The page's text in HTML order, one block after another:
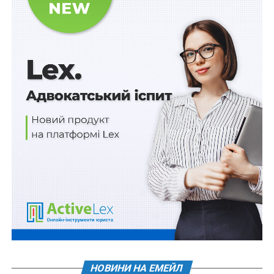
залишається в силі.
У касаційній скарзі позивач твердив, що суд
апеляційної інстанції не врахував, що позивачдо
моменту звільнення подав відповідачу заяву, якою
відкликав свою заяву на звільнення за угодою
сторін, а той звільнив його незаконно.
Верховний Суд вказав, що законодавством не
встановлено порядку чи строків припинення
трудового договору за угодою сторін, у зв’язку з чим
вони визначаються працівником і власником або
уповноваженим ним органом у кожному
конкретному випадку.
Розглядаючи позовні вимоги щодо оскарження
наказу про припинення трудового договору за п. 1 ч. 1
з’ясувати: чи дійсно існувала домовленість сторін про
НОВИНИ НА ЕМЕЙЛ